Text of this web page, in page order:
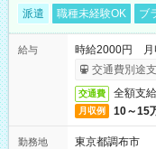
派遣 職種未経験OK ブ
給与
時給2000円 月
交通費別途
交通費 全額支給
月収例 10～15
勤務地
東京都調布市